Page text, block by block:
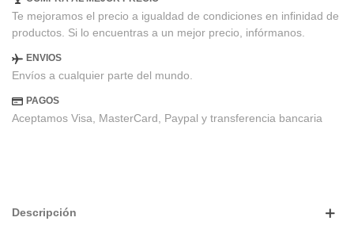
Te mejoramos el precio a igualdad de condiciones en infinidad de
productos. Si lo encuentras a un mejor precio, infórmanos.
ENVIOS
Envíos a cualquier parte del mundo.
PAGOS
Aceptamos Visa, MasterCard, Paypal y transferencia bancaria
Descripción